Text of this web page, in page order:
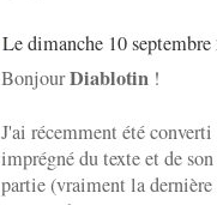
Le dimanche 10
BonjourDiablotin!
J'ai récemment été
imprégné du texte et de
partie (vraiment la